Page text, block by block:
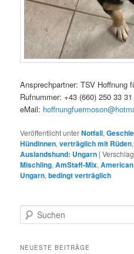
Ansprechpartner: TSV Hoffnung
Rufnummer: +43 (660) 250 33
eMail:
Veröffentlicht unterNotfall,
Hündinnen,verträglich mit Rüden
Auslandshund: Ungarn |
Mischling,AmStaff-Mix,
Ungarn,bedingt verträglich
u
h
NEUESTE BEITRÄGE